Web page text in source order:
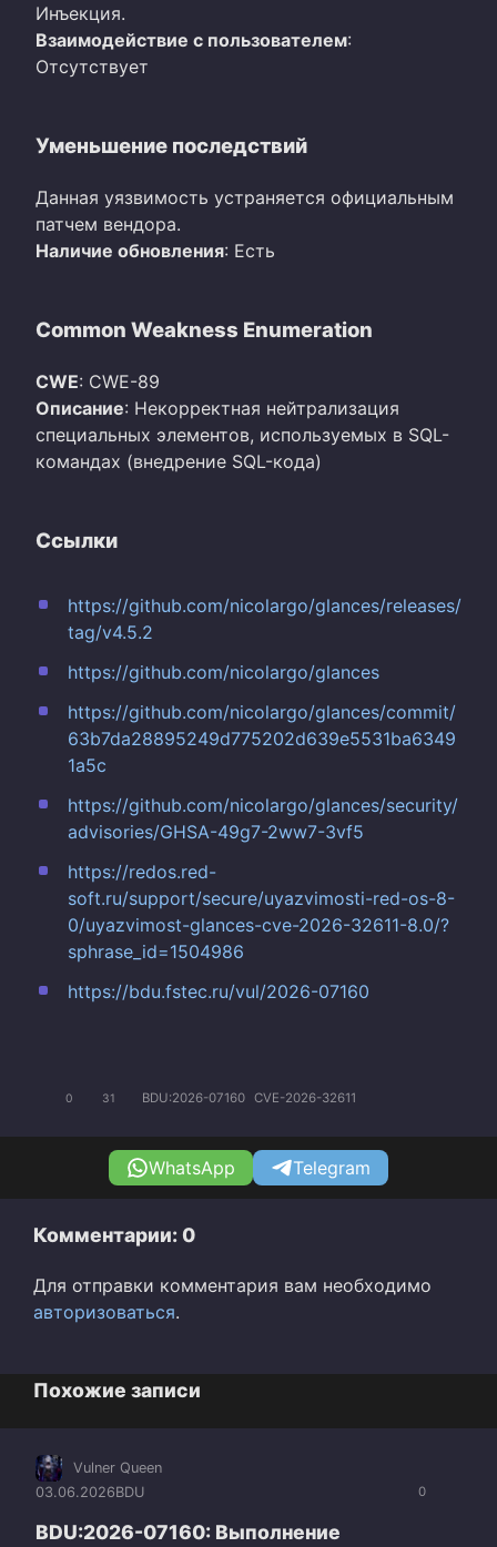
Инъекция.
Взаимодействие с пользователем:
Отсутствует
Уменьшение последствий
Данная уязвимость устраняется официальным
патчем вендора.
Наличие обновления: Есть
Common Weakness Enumeration
CWE: CWE-89
Описание: Некорректная нейтрализация
специальных элементов, используемых в SQL-
командах (внедрение SQL-кода)
Ссылки
https://github.com/nicolargo/glances/releases/
tag/v4.5.2
https://github.com/nicolargo/glances
https://github.com/nicolargo/glances/commit/
63b7da28895249d775202d639e5531ba6349
1a5c
https://github.com/nicolargo/glances/security/
advisories/GHSA-49g7-2ww7-3vf5
https://redos.red-
soft.ru/support/secure/uyazvimosti-red-os-8-
0/uyazvimost-glances-cve-2026-32611-8.0/?
sphrase_id=1504986
https://bdu.fstec.ru/vul/2026-07160
0 31 BDU:2026-07160 CVE-2026-32611
WhatsApp Telegram
Комментарии: 0
Для отправки комментария вам необходимо
авторизоваться.
Похожие записи
0
Vulner Queen
03.06.2026BDU
BDU:2026-07160: Выполнение